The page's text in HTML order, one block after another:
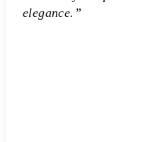
elegance.”